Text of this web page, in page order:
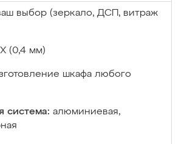
выбор (зеркало, ДСП, витраж
(0,4 мм)
шкафа любого
система: алюминиевая,